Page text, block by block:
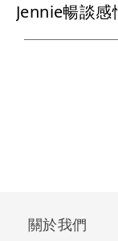
關於我們